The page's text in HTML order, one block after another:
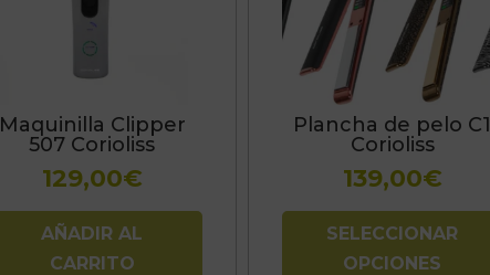
Maquinilla Clipper
507 Corioliss
129,00€
AÑADIR AL
CARRITO
Plancha de pelo C1
Corioliss
139,00€
SELECCIONAR
OPCIONES
variantes.
Las
opciones
pueden
la
página